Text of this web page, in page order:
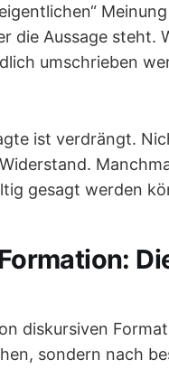
die Aussage steht.
umschrieben
ist verdrängt.
gesagt werden
diskursiven
sondern nach